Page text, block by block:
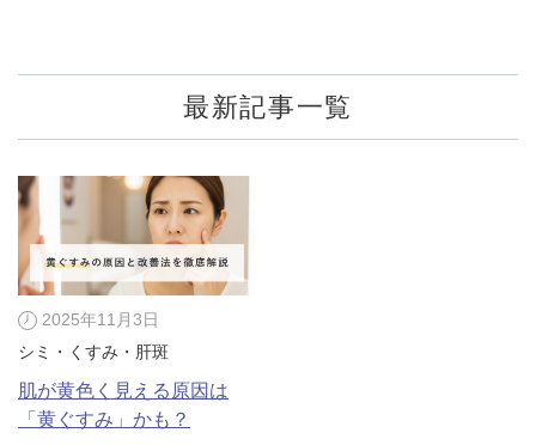
最新記事一覧
2025年11月3日
シミ・くすみ・肝斑
肌が黄色く見える原因は
「黄ぐすみ」かも？